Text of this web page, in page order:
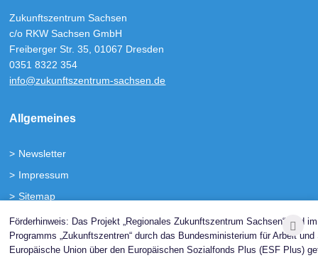
Förderhinweis: Das Projekt „Regionales Zukunftszentrum Sachsen“ wird
Programms „Zukunftszentren“ durch das Bundesministerium für Arbeit
Europäische Union über den Europäischen Sozialfonds Plus (ESF Plus)
Zukunftszentrum Sachsen
c/o RKW Sachsen GmbH
Freiberger Str. 35, 01067 Dresden
0351 8322 354
info@zukunftszentrum-sachsen.de
Allgemeines
Newsletter
Impressum
Sitemap
Barrierefreiheit